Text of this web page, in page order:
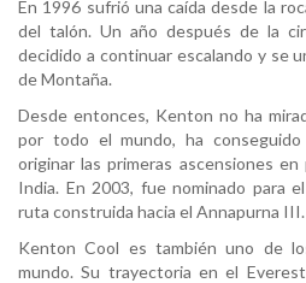
En 1996 sufrió una caída desde la
del talón. Un año después de la
decidido a continuar escalando y se
de Montaña.
Desde entonces, Kenton no ha
por todo el mundo, ha
originar las primeras ascensiones en
India. En 2003, fue nominado para
ruta construida hacia el Annapurna III.
Kenton Cool es también uno de
mundo. Su trayectoria en el